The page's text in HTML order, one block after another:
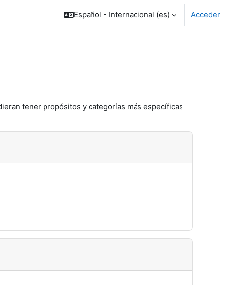
Español - Internacional ‎(es)‎ Acceder
tener propósitos y categorías más específicas